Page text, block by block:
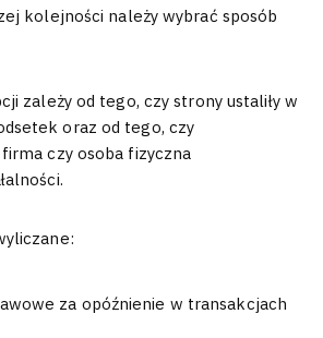
kolejności należy wybrać sposób
zależy od tego, czy strony ustaliły w
oraz od tego, czy
czy osoba fizyczna
za opóźnienie w transakcjach